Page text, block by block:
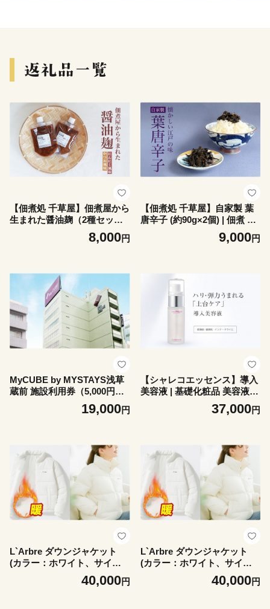
【佃煮処 千草屋】佃煮屋から
生まれた醤油麹（2種セッ
8,000円
【佃煮処 千草屋】自家製 葉
唐辛子 (約90g×2個) | 佃煮 ご
飯のお供 お茶漬け おにぎり
具 おつまみ 酒の肴 グルメ
9,000円
MyCUBE by MYSTAYS浅草
蔵前 施設利用券（5,000円
分）| ホテル 宿泊 宿泊券 チ
ケット 利用券 東京 浅草 蔵前
19,000円
【シャレコエッセンス】導入
美容液 | 基礎化粧品 美容液
導入美容液 ブースター毛穴
乾燥肌 敏感肌 ニキビ跡 くす
イ オイルフリー エタノール
フリー ハリ キメ 透明感 東京
都台東区 美容 人気 おすすめ
スキンケア
37,000円
L`Arbre ダウンジャケット
(カラー：ホワイト、サイ
ズ：S) YRF-WHITE-S40,000円
L`Arbre ダウンジャケット
(カラー：ホワイト、サイ
ズ：M) YRF-WHITE-M40,000円